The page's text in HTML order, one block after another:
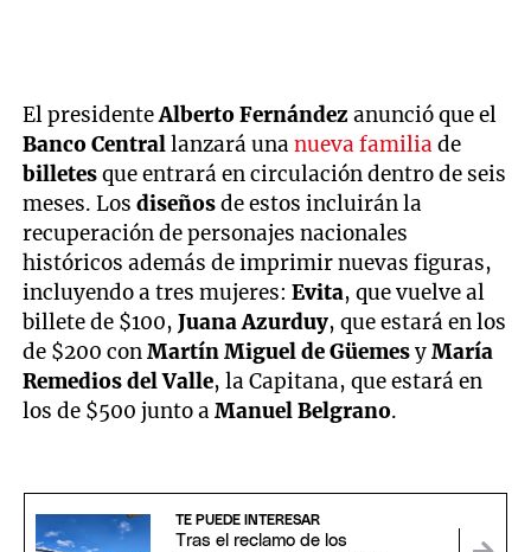
El presidenteAlberto Fernándezanunció que el
Banco Centrallanzará unanueva familia de
billetesque entrará en circulación dentro de seis
meses. Losdiseñosde estos incluirán la
recuperación de personajes nacionales
históricos además de imprimir nuevas figuras,
incluyendo a tres mujeres:Evita, que vuelve al
billete de $100,Juana Azurduy, que estará en los
de $200 conMartín Miguel de GüemesyMaría
Remedios del Valle, la Capitana, que estará en
los de $500 junto aManuel Belgrano.
TE PUEDE INTERESAR
Tras el reclamo de los